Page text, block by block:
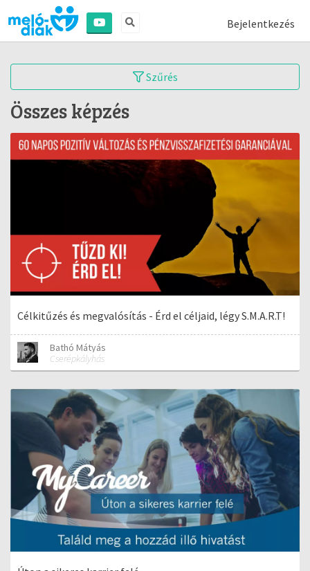
Bejelentkezés
Szűrés
Összes képzés
Célkitűzés és megvalósítás - Érd el céljaid, légy S.M.A.R.T!
Bathó Mátyás
Cserépkályhás